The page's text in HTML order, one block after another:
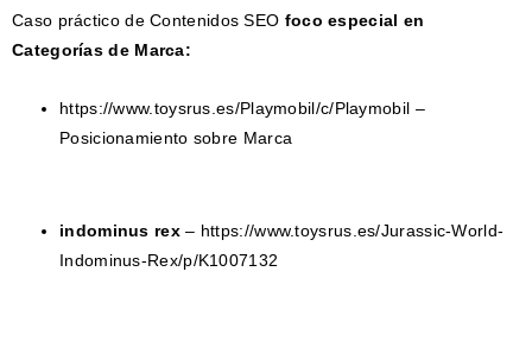
Caso práctico de Contenidos SEO foco especial en
Categorías de Marca:
https://www.toysrus.es/Playmobil/c/Playmobil –
Posicionamiento sobre Marca
indominus rex– https://www.toysrus.es/Jurassic-World-
Indominus-Rex/p/K1007132